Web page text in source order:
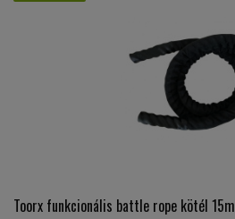
Toorx funkcionális battle rope kötél 15m